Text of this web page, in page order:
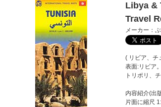
Libya &
Travel
メーカー：
( リビア、
表面:リビア
トリポリ、
内容紹介(出
片面に縮尺